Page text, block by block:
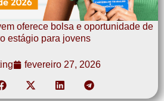
oferece bolsa e oportunidade de
estágio para jovens
fevereiro 27, 2026